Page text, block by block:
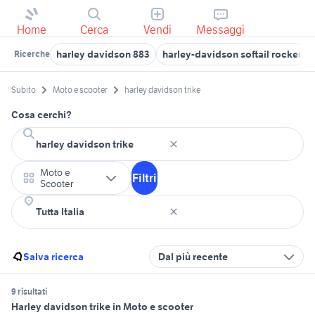
Home Cerca Vendi Messaggi
Ricerche harley davidson 883 harley-davidson softail rocker
Subito Moto e scooter harley davidson trike
Cosa cerchi?
Moto e
Scooter
Filtri
Salva ricerca Dal più recente
9 risultati
Harley davidson trike in Moto e scooter